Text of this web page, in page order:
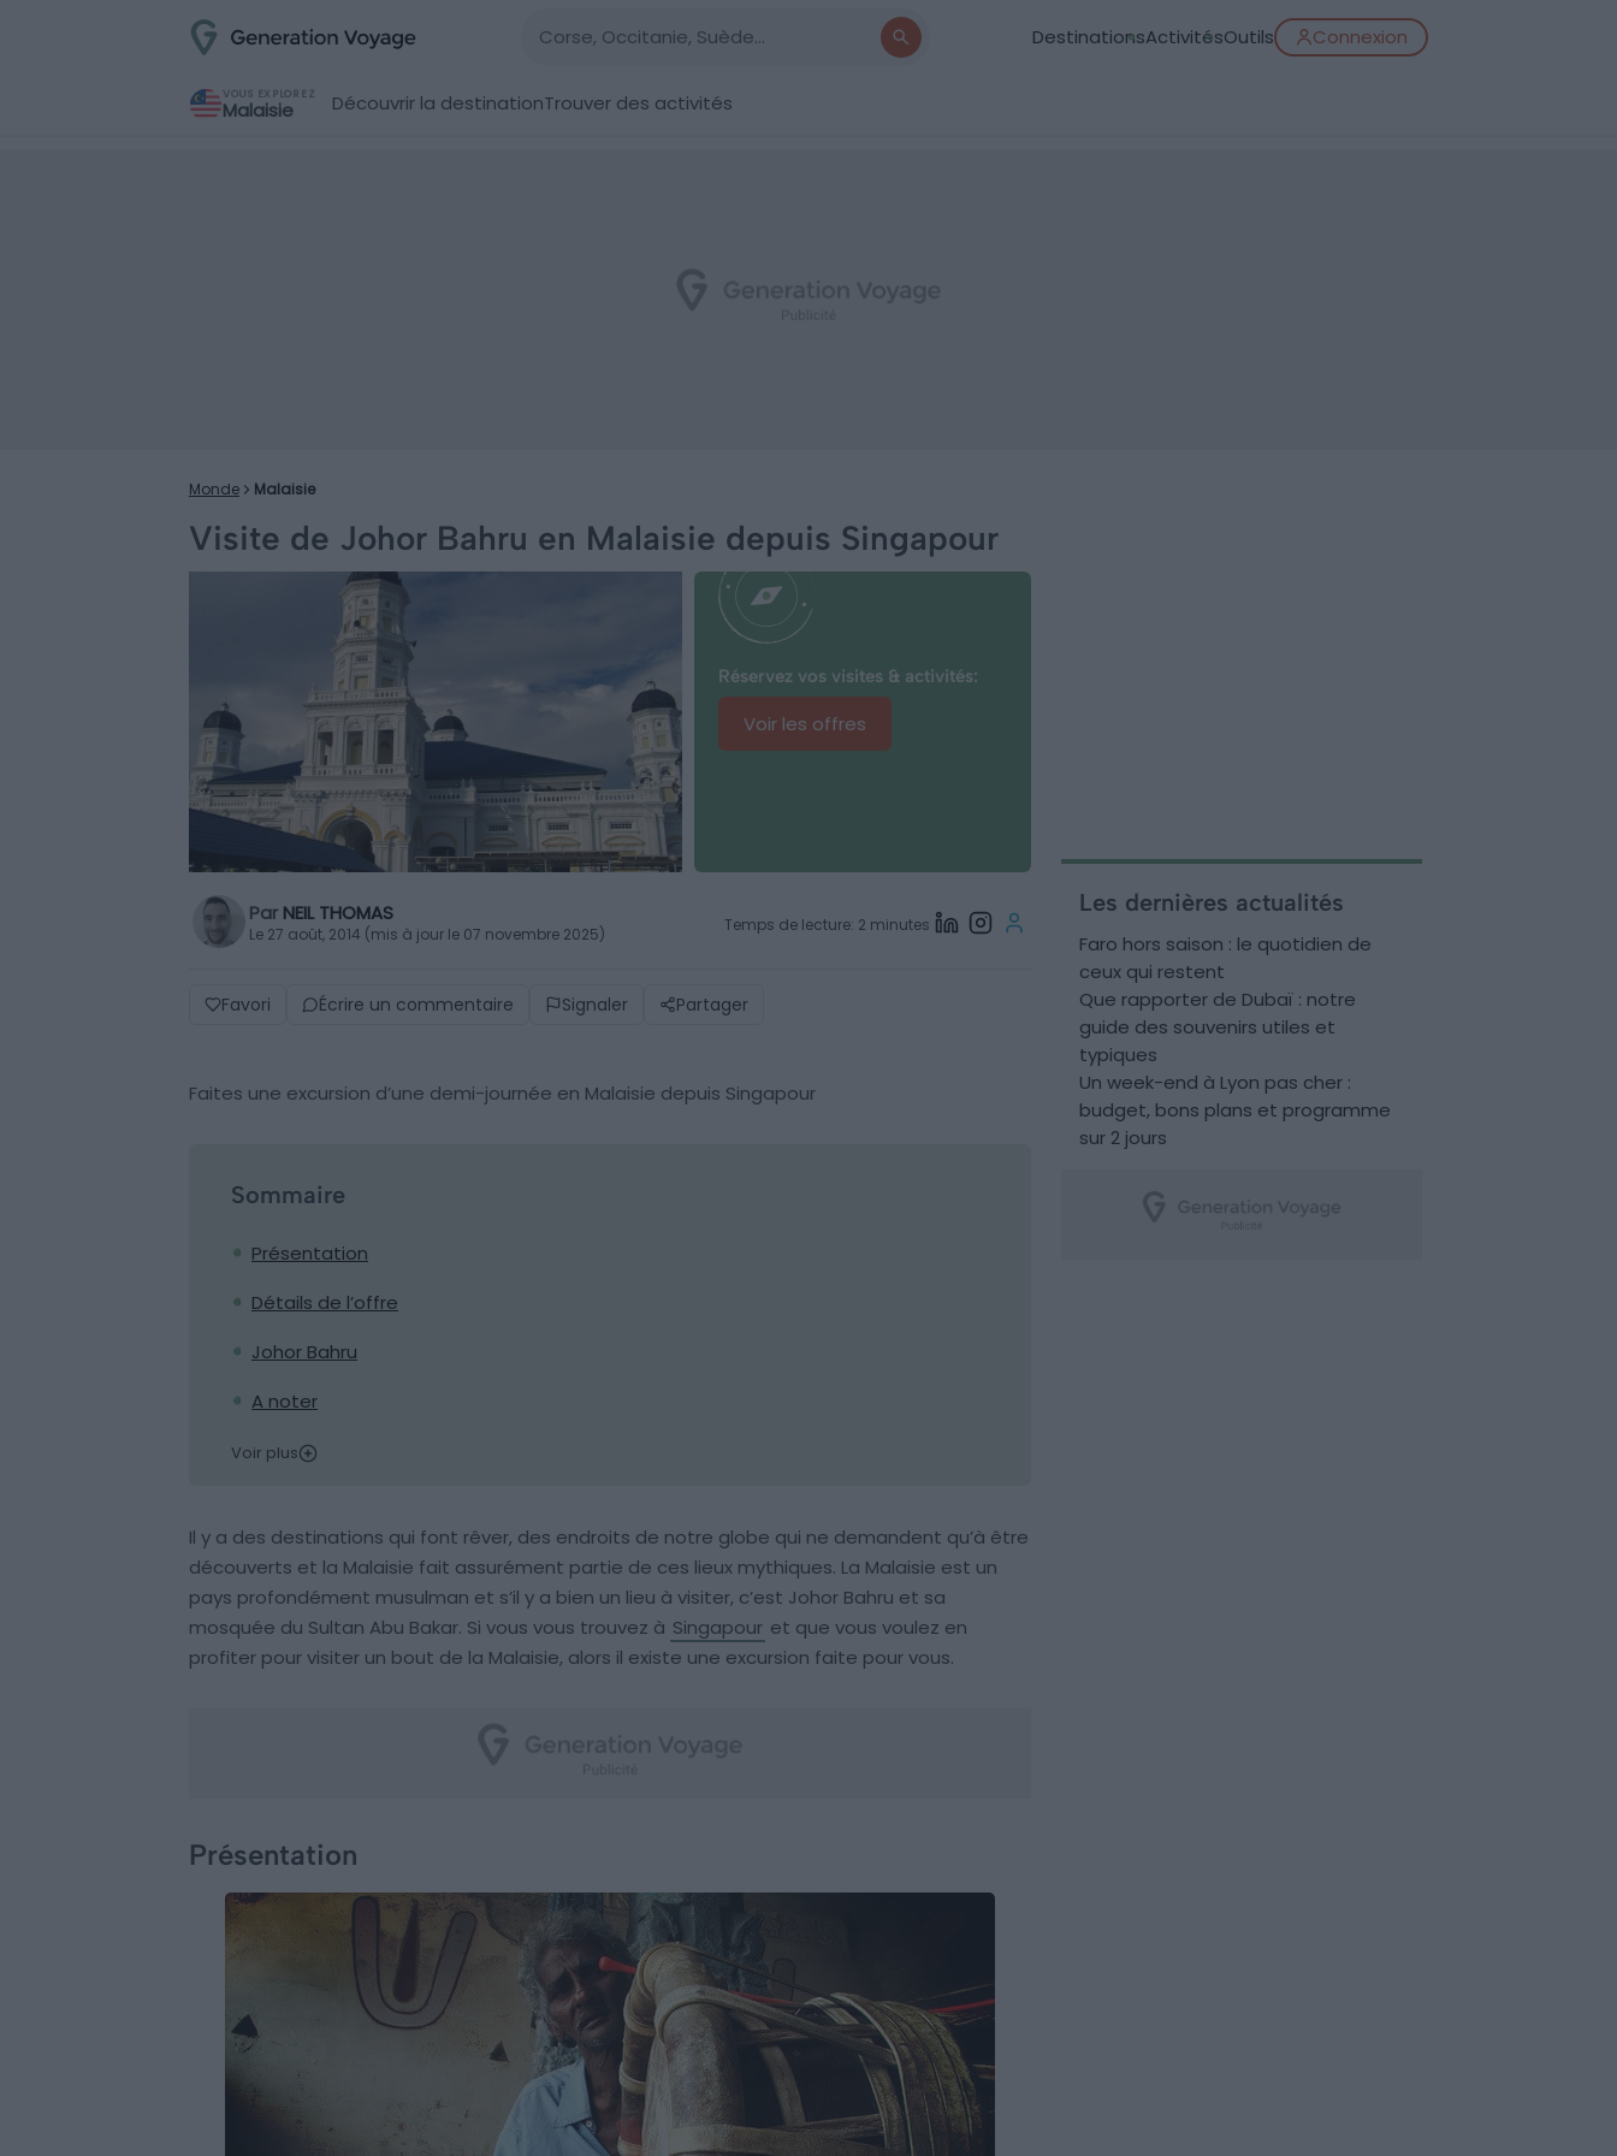
DestinationsActivitésOutils Connexion
VOUS EXPLOREZ
Malaisie Découvrir la destinationTrouver des activités
Monde Malaisie
Visite de Johor Bahru en Malaisie depuis Singapour
Réservez vos visites & activités:
Voir les offres
Par NEIL THOMAS
Le 27 août, 2014 (mis à jour le 07 novembre 2025) Temps de lecture: 2 minutes
Favori Écrire un commentaire Signaler Partager
Faites une excursion d’une demi-journée en Malaisie depuis Singapour
Sommaire
Présentation
Détails de l’offre
Johor Bahru
A noter
Voir plus
Il y a des destinations qui font rêver, des endroits de notre globe qui ne demandent qu’à être
découverts et la Malaisie fait assurément partie de ces lieux mythiques. La Malaisie est un
pays profondément musulman et s’il y a bien un lieu à visiter, c’est Johor Bahru et sa
mosquée du Sultan Abu Bakar. Si vous vous trouvez à Singapour et que vous voulez en
profiter pour visiter un bout de la Malaisie, alors il existe une excursion faite pour vous.
Présentation
Les dernières actualités
Faro hors saison : le quotidien de
ceux qui restent
Que rapporter de Dubaï : notre
guide des souvenirs utiles et
typiques
Un week-end à Lyon pas cher :
budget, bons plans et programme
sur 2 jours